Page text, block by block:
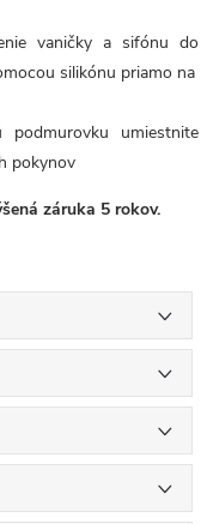
vaničky a sifónu do
silikónu priamo na
podmurovku umiestnite
pokynov
záruka 5 rokov.